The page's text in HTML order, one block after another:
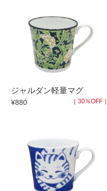
ジャルダン軽量マグ
¥880 ［ 30％OFF ］